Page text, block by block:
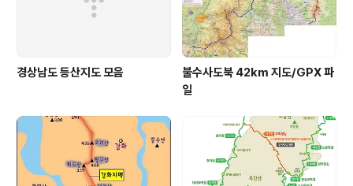
경상남도 등산지도 모음
불수사도북 42km 지도/GPX 파
일